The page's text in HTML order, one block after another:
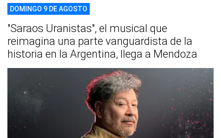
DOMINGO 9 DE AGOSTO
"Saraos Uranistas", el musical que
reimagina una parte vanguardista de la
historia en la Argentina, llega a Mendoza